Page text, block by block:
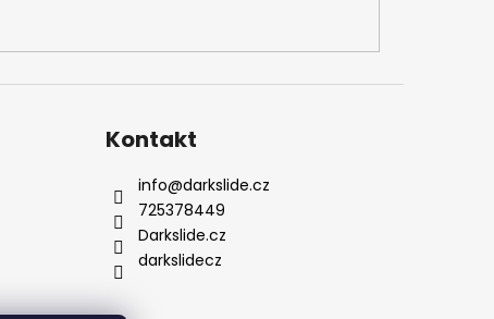
Kontakt
info@darkslide.cz
725378449
Darkslide.cz
darkslidecz